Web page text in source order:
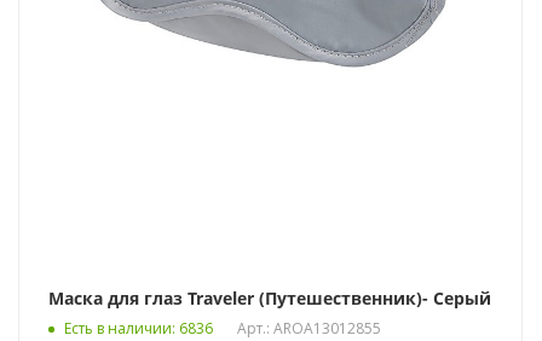
Маска для глаз Traveler (Путешественник)- Серый
Есть в наличии: 6836 Арт.: AROA13012855